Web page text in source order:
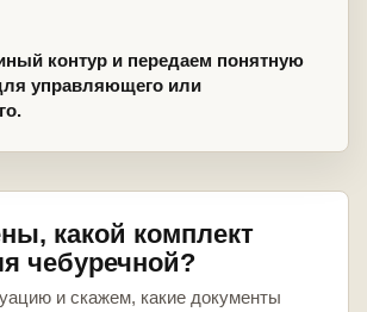
контур и передаем понятную
управляющего или
какой комплект
чебуречной?
и скажем, какие документы